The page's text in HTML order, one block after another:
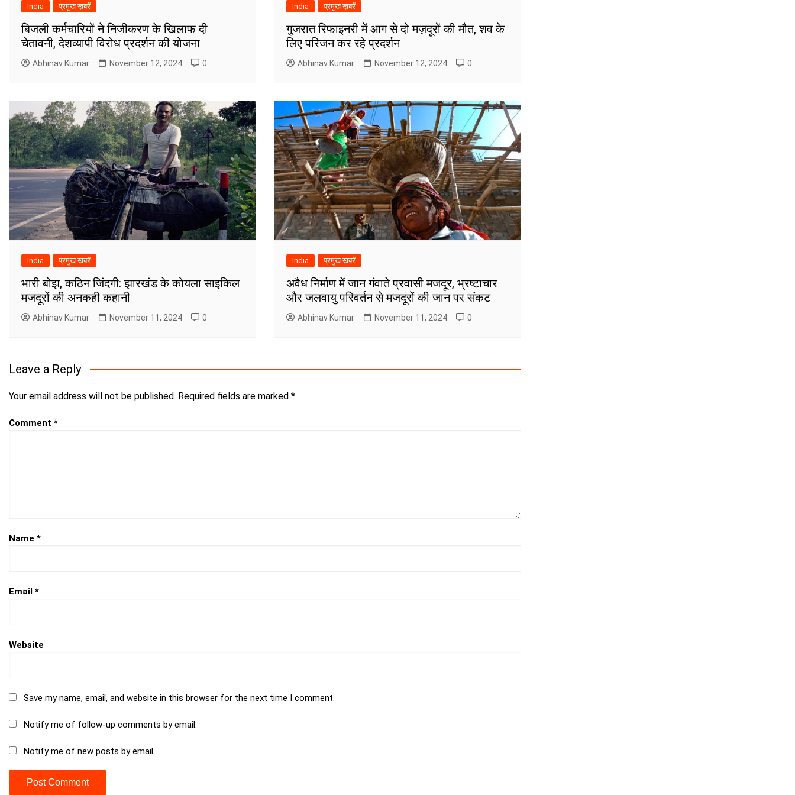
India प्रमुख ख़बरें
बिजली कर्मचारियों ने निजीकरण के खिलाफ दी
चेतावनी, देशव्यापी विरोध प्रदर्शन की योजना
Abhinav Kumar November 12, 2024 0
India प्रमुख ख़बरें
गुजरात रिफाइनरी में आग से दो मज़दूरों की मौत, शव के
लिए परिजन कर रहे प्रदर्शन
Abhinav Kumar November 12, 2024 0
India प्रमुख ख़बरें
भारी बोझ, कठिन जिंदगी: झारखंड के कोयला साइकिल
मजदूरों की अनकही कहानी
Abhinav Kumar November 11, 2024 0
India प्रमुख ख़बरें
अवैध निर्माण में जान गंवाते प्रवासी मजदूर, भ्रष्टाचार
और जलवायु परिवर्तन से मजदूरों की जान पर संकट
Abhinav Kumar November 11, 2024 0
Leave a Reply
Your email address will not be published. Required fields are marked *
Comment *
Name *
Email *
Website
Save my name, email, and website in this browser for the next time I comment.
Notify me of follow-up comments by email.
Notify me of new posts by email.